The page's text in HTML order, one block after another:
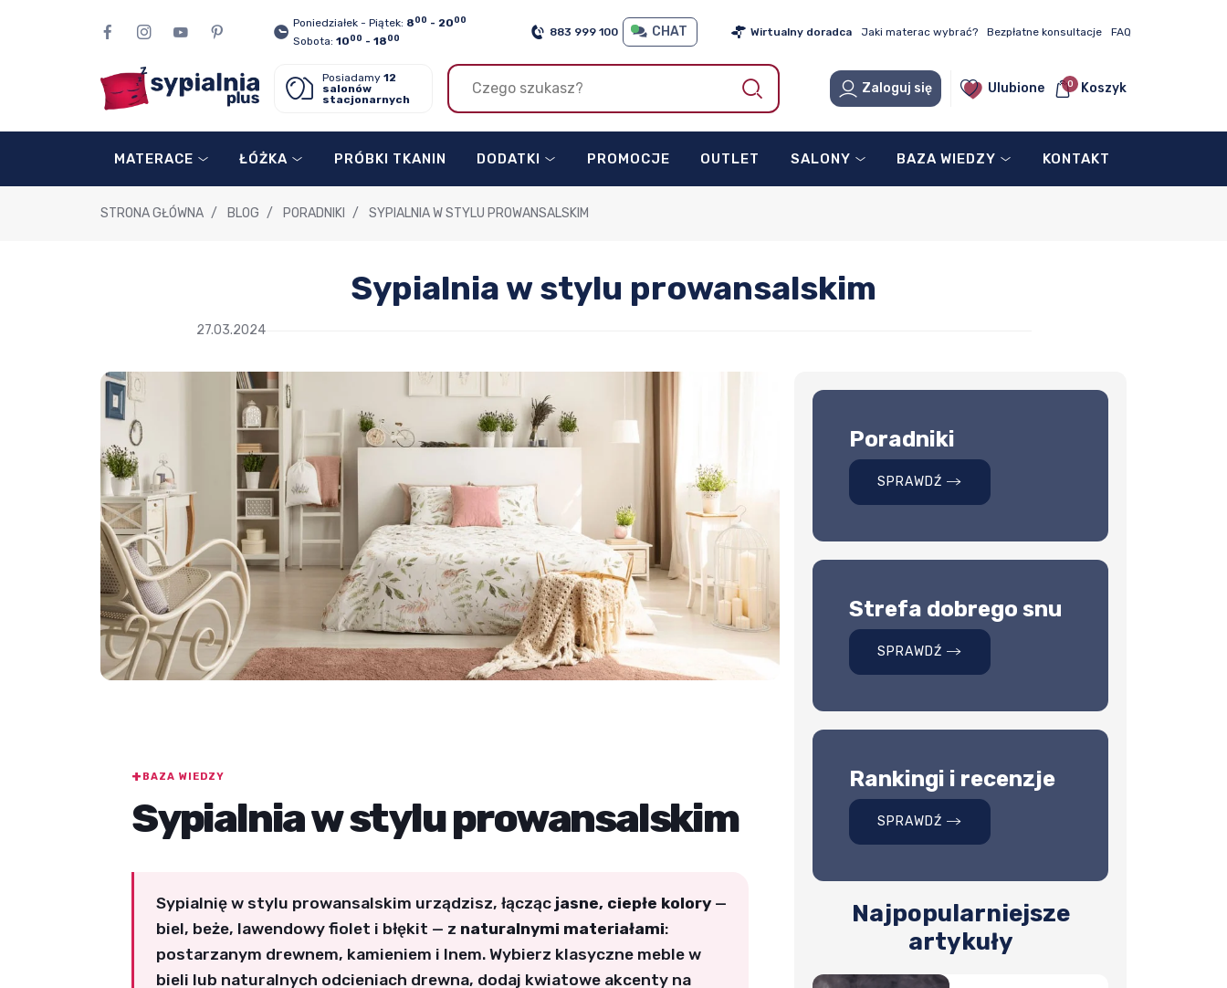
Poniedziałek - Piątek: 8 00 - 20 00
Sobota: 10 00 - 18 00 883 999 100 CHAT Wirtualny doradca Jaki materac wybrać? Bezpłatne konsultacje FAQ
Posiadamy 12
salonów
stacjonarnych
Zaloguj się Ulubione Koszyk
0
MATERACE ŁÓŻKA PRÓBKI TKANIN DODATKI PROMOCJE OUTLET SALONY BAZA WIEDZY KONTAKT
STRONA GŁÓWNA / BLOG / PORADNIKI / SYPIALNIA W STYLU PROWANSALSKIM
Sypialnia w stylu prowansalskim
27.03.2024
BAZA WIEDZY
Sypialnia w stylu prowansalskim
Sypialnię w stylu prowansalskim urządzisz, łącząc jasne, ciepłe kolory —
biel, beże, lawendowy fiolet i błękit — z naturalnymi materiałami:
postarzanym drewnem, kamieniem i lnem. Wybierz klasyczne meble w
bieli lub naturalnych odcieniach drewna, dodaj kwiatowe akcenty na
Poradniki
SPRAWDŹ
Strefa dobrego snu
SPRAWDŹ
Rankingi i recenzje
SPRAWDŹ
Najpopularniejsze
artykuły